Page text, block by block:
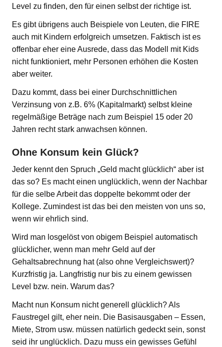
Level zu finden, den für einen selbst der richtige ist.
Es gibt übrigens auch Beispiele von Leuten, die FIRE
auch mit Kindern erfolgreich umsetzen. Faktisch ist es
offenbar eher eine Ausrede, dass das Modell mit Kids
nicht funktioniert, mehr Personen erhöhen die Kosten
aber weiter.
Dazu kommt, dass bei einer Durchschnittlichen
Verzinsung von z.B. 6% (Kapitalmarkt) selbst kleine
regelmäßige Beträge nach zum Beispiel 15 oder 20
Jahren recht stark anwachsen können.
Ohne Konsum kein Glück?
Jeder kennt den Spruch „Geld macht glücklich“ aber ist
das so? Es macht einen unglücklich, wenn der Nachbar
für die selbe Arbeit das doppelte bekommt oder der
Kollege. Zumindest ist das bei den meisten von uns so,
wenn wir ehrlich sind.
Wird man losgelöst von obigem Beispiel automatisch
glücklicher, wenn man mehr Geld auf der
Gehaltsabrechnung hat (also ohne Vergleichswert)?
Kurzfristig ja. Langfristig nur bis zu einem gewissen
Level bzw. nein. Warum das?
Macht nun Konsum nicht generell glücklich? Als
Faustregel gilt, eher nein. Die Basisausgaben – Essen,
Miete, Strom usw. müssen natürlich gedeckt sein, sonst
seid ihr unglücklich. Dazu muss ein gewisses Gefühl